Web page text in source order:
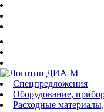
Спецпредложения
Оборудование,
Расходные